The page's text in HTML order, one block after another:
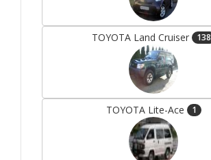
TOYOTA Land Cruiser 138
TOYOTA Lite-Ace 1